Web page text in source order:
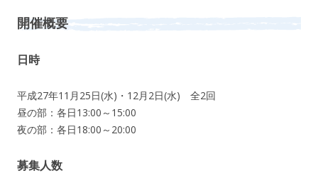
開催概要
日時
平成27年11月25日(水)・12月2日(水) 全2回
昼の部：各日13:00～15:00
夜の部：各日18:00～20:00
募集人数